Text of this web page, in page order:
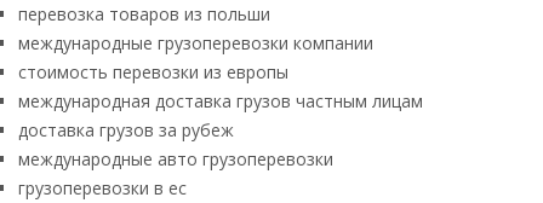
перевозка товаров из польши
международные грузоперевозки компании
стоимость перевозки из европы
международная доставка грузов частным лицам
доставка грузов за рубеж
международные авто грузоперевозки
грузоперевозки в ес